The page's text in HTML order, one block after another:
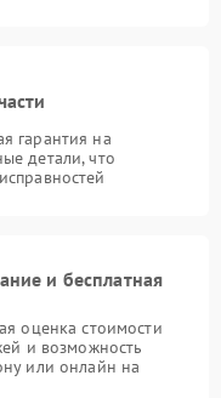
гарантия на
детали, что
и бесплатная
оценка стоимости
и возможность
или онлайн на